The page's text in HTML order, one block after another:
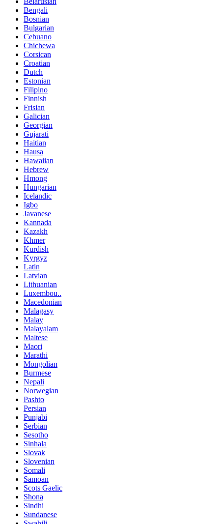
Bengali
Bosnian
Bulgarian
Cebuano
Chichewa
Corsican
Croatian
Dutch
Estonian
Filipino
Finnish
Frisian
Galician
Georgian
Gujarati
Haitian
Hausa
Hawaiian
Hebrew
Hmong
Hungarian
Icelandic
Igbo
Javanese
Kannada
Kazakh
Khmer
Kurdish
Kyrgyz
Latin
Latvian
Lithuanian
Luxembou..
Macedonian
Malagasy
Malay
Malayalam
Maltese
Maori
Marathi
Mongolian
Burmese
Nepali
Norwegian
Pashto
Persian
Punjabi
Serbian
Sesotho
Sinhala
Slovak
Slovenian
Somali
Samoan
Scots Gaelic
Shona
Sindhi
Sundanese